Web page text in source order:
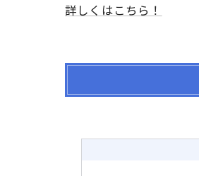
詳しくはこちら！